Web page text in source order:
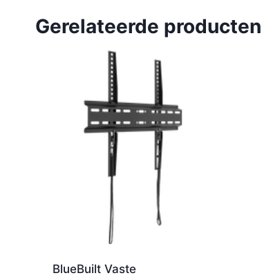
Gerelateerde producten
BlueBuilt Vaste